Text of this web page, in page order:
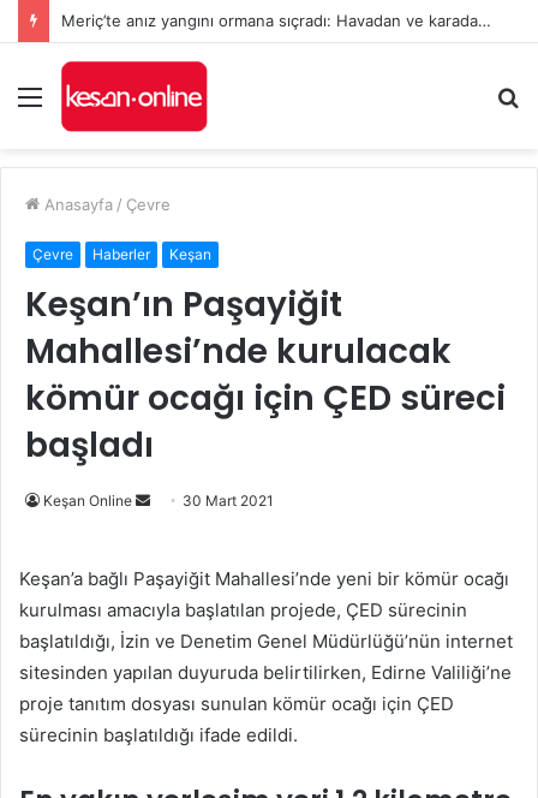
Meriç’te anız yangını ormana sıçradı: Havadan ve karadan müdahale sürüyor
Menü
...
Anasayfa / Çevre
Çevre Haberler Keşan
Keşan’ın Paşayiğit
Mahallesi’nde kurulacak
kömür ocağı için ÇED süreci
başladı
Keşan Online
Bir
göndermek
30 Mart 2021
Keşan’a bağlı Paşayiğit Mahallesi’nde yeni bir kömür ocağı
kurulması amacıyla başlatılan projede, ÇED sürecinin
başlatıldığı, İzin ve Denetim Genel Müdürlüğü’nün internet
sitesinden yapılan duyuruda belirtilirken, Edirne Valiliği’ne
proje tanıtım dosyası sunulan kömür ocağı için ÇED
sürecinin başlatıldığı ifade edildi.